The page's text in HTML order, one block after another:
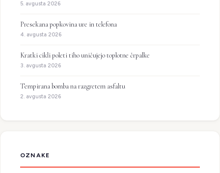
5. avgusta 2026
Presekana popkovina ure in telefona
4. avgusta 2026
Kratki cikli poleti tiho uničujejo toplotne črpalke
3. avgusta 2026
Tempirana bomba na razgretem asfaltu
2. avgusta 2026
OZNAKE